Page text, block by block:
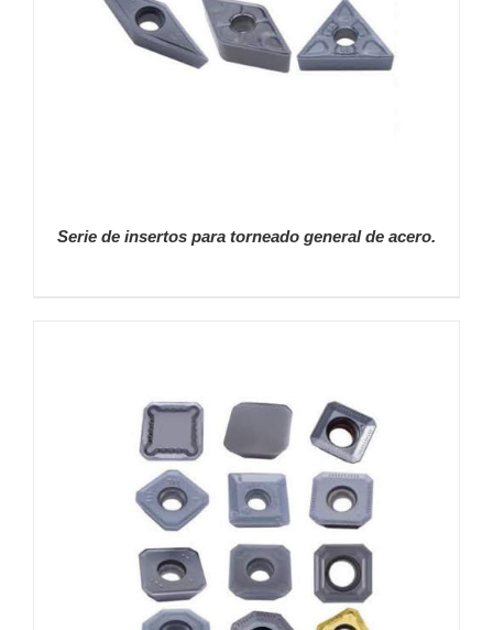
DETALLES
Serie de insertos para torneado general de acero.